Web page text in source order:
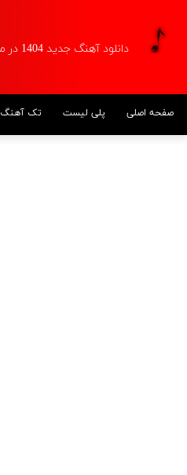
دانلود آهنگ جدید 1404 در ملودی مانیا
صفحه اصلی پلی لیست تک آهنگ